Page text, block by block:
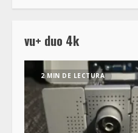
vu+ duo 4k
2 MIN DE LECTURA